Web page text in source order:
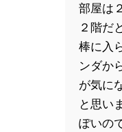
部屋は
２階だ
棒に入
ンダか
が気に
と思い
ぽいの